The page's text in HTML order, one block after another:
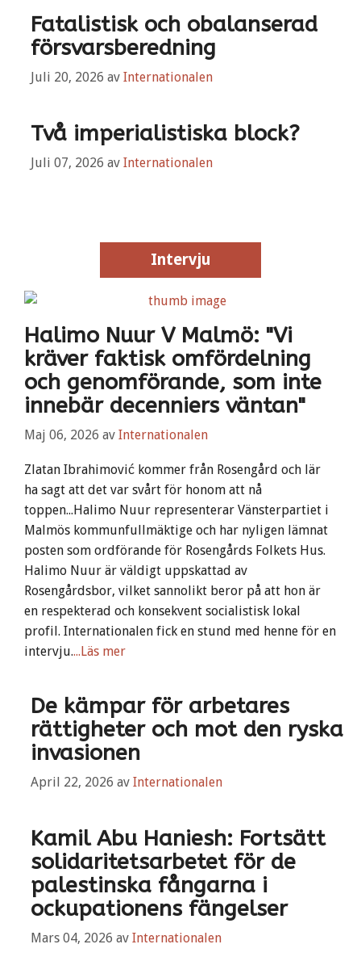
Fatalistisk och obalanserad
försvarsberedning
Juli 20, 2026 av Internationalen
Två imperialistiska block?
Juli 07, 2026 av Internationalen
Intervju
Halimo Nuur V Malmö: "Vi
kräver faktisk omfördelning
och genomförande, som inte
innebär decenniers väntan"
Maj 06, 2026 av Internationalen
Zlatan Ibrahimović kommer från Rosengård och lär
ha sagt att det var svårt för honom att nå
toppen...Halimo Nuur representerar Vänsterpartiet i
Malmös kommunfullmäktige och har nyligen lämnat
posten som ordförande för Rosengårds Folkets Hus.
Halimo Nuur är väldigt uppskattad av
Rosengårdsbor, vilket sannolikt beror på att hon är
en respekterad och konsekvent socialistisk lokal
profil. Internationalen fick en stund med henne för en
intervju....Läs mer
De kämpar för arbetares
rättigheter och mot den ryska
invasionen
April 22, 2026 av Internationalen
Kamil Abu Haniesh: Fortsätt
solidaritetsarbetet för de
palestinska fångarna i
ockupationens fängelser
Mars 04, 2026 av Internationalen